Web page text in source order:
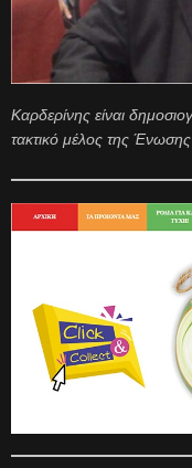
Καρδερίνης είναι
τακτικό μέλος της